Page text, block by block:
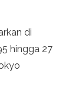
di
hingga 27